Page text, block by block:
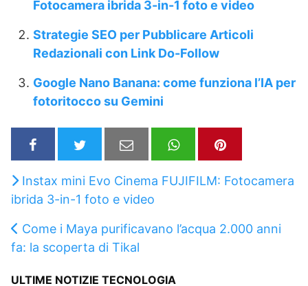
Fotocamera ibrida 3-in-1 foto e video
Strategie SEO per Pubblicare Articoli
Redazionali con Link Do-Follow
Google Nano Banana: come funziona l’IA per
fotoritocco su Gemini
Instax mini Evo Cinema FUJIFILM: Fotocamera
ibrida 3-in-1 foto e video
Come i Maya purificavano l’acqua 2.000 anni
fa: la scoperta di Tikal
ULTIME NOTIZIE TECNOLOGIA